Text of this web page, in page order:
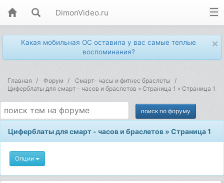
DimonVideo.ru
×
Какая мобильная ОС оставила у вас самые теплые
воспоминания?
Главная Форум
Смарт- часы и фитнес браслеты
Циферблаты для смарт - часов и браслетов » Страница 1 » Страница 1
Циферблаты для смарт - часов и браслетов » Страница 1
Опции